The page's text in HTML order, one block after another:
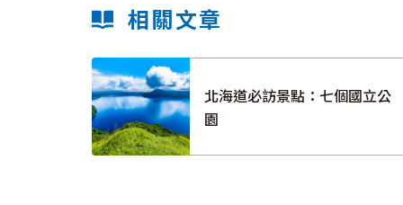
相關文章
北海道必訪景點：七個國立公
園